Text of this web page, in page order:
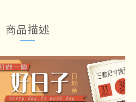
商品描述